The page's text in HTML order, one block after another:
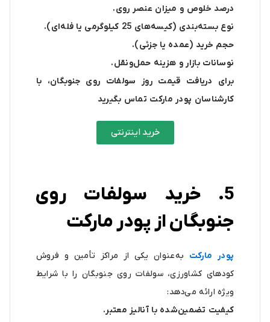
درصد خلوص و میزان عنصر روی.
نوع بسته‌بندی (کیسه‌های 25 کیلوگرمی یا فله‌ای).
حجم خرید (عمده یا جزئی).
نوسانات بازار و هزینه حمل‌ونقل.
برای دریافت قیمت روز سولفات روی جنوبگان، با
کارشناسان پودر مارکت تماس بگیرید
خرید اینترنتی
5. خرید سولفات روی
جنوبگان از پودر مارکت
پودر مارکت به‌عنوان یکی از مراکز تأمین و فروش
کودهای کشاورزی، سولفات روی جنوبگان را با شرایط
ویژه ارائه می‌دهد:
کیفیت تضمین‌شده با آنالیز معتبر.